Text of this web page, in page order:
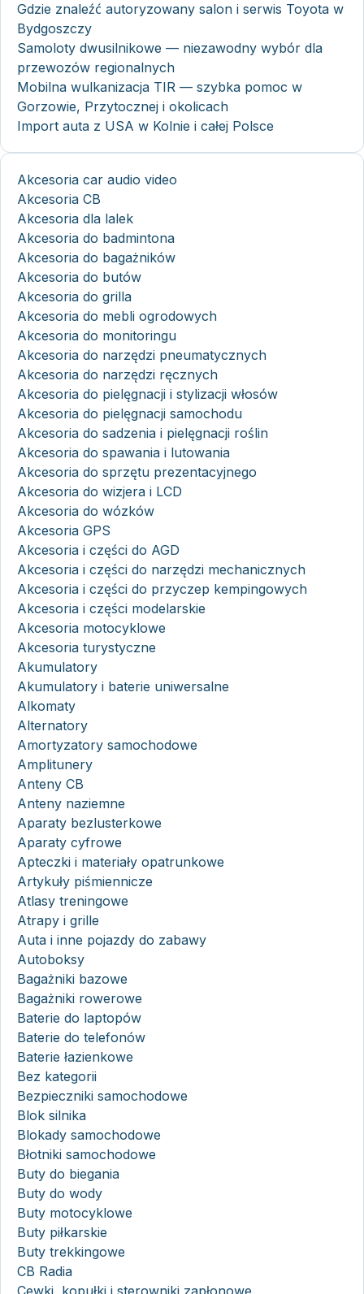
Gdzie znaleźć autoryzowany salon i serwis Toyota w
Bydgoszczy
Samoloty dwusilnikowe — niezawodny wybór dla
przewozów regionalnych
Mobilna wulkanizacja TIR — szybka pomoc w
Gorzowie, Przytocznej i okolicach
Import auta z USA w Kolnie i całej Polsce
Akcesoria car audio video
Akcesoria CB
Akcesoria dla lalek
Akcesoria do badmintona
Akcesoria do bagażników
Akcesoria do butów
Akcesoria do grilla
Akcesoria do mebli ogrodowych
Akcesoria do monitoringu
Akcesoria do narzędzi pneumatycznych
Akcesoria do narzędzi ręcznych
Akcesoria do pielęgnacji i stylizacji włosów
Akcesoria do pielęgnacji samochodu
Akcesoria do sadzenia i pielęgnacji roślin
Akcesoria do spawania i lutowania
Akcesoria do sprzętu prezentacyjnego
Akcesoria do wizjera i LCD
Akcesoria do wózków
Akcesoria GPS
Akcesoria i części do AGD
Akcesoria i części do narzędzi mechanicznych
Akcesoria i części do przyczep kempingowych
Akcesoria i części modelarskie
Akcesoria motocyklowe
Akcesoria turystyczne
Akumulatory
Akumulatory i baterie uniwersalne
Alkomaty
Alternatory
Amortyzatory samochodowe
Amplitunery
Anteny CB
Anteny naziemne
Aparaty bezlusterkowe
Aparaty cyfrowe
Apteczki i materiały opatrunkowe
Artykuły piśmiennicze
Atlasy treningowe
Atrapy i grille
Auta i inne pojazdy do zabawy
Autoboksy
Bagażniki bazowe
Bagażniki rowerowe
Baterie do laptopów
Baterie do telefonów
Baterie łazienkowe
Bez kategorii
Bezpieczniki samochodowe
Blok silnika
Blokady samochodowe
Błotniki samochodowe
Buty do biegania
Buty do wody
Buty motocyklowe
Buty piłkarskie
Buty trekkingowe
CB Radia